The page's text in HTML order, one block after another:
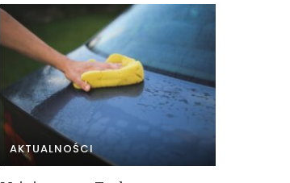
AKTUALNOŚCI